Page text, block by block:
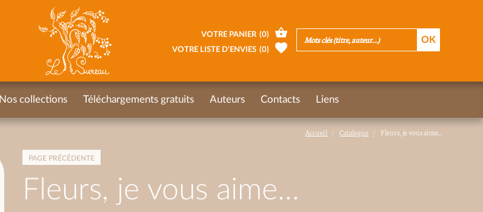
Accueil Catalogue Fleurs, je vous aime...
PAGE PRÉCÉDENTE
Fleurs, je vous aime...
VOTRE PANIER (0)
VOTRE LISTE D’ENVIES (0)
Nos collections Téléchargements gratuits Auteurs Contacts Liens